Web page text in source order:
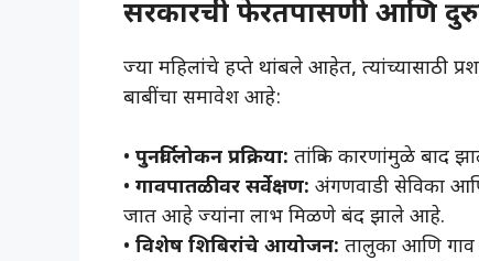
सरकारची फेरतपासणी आणि
​ज्या महिलांचे हप्ते थांबले आहेत, त्यांच्यासाठी
बाबींचा समावेश आहे:
• ​ पुनर्विलोकन प्रक्रिया: तांत्रिक कारणांमुळे बाद
• ​ गावपातळीवर सर्वेक्षण: अंगणवाडी सेविका
जात आहे ज्यांना लाभ मिळणे बंद झाले आहे.
• ​ विशेष शिबिरांचे आयोजन: तालुका आणि